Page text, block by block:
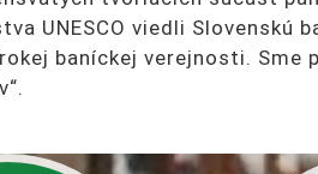
UNESCO viedli Slovenskú
baníckej verejnosti. Sme